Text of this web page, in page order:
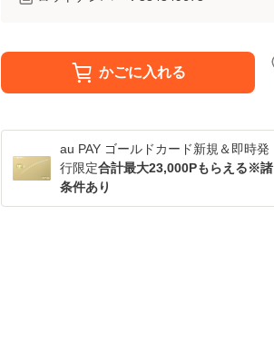
かごに入れる
au PAY ゴールドカード新規＆即時発
行限定合計最大23,000Pもらえる※諸
条件あり